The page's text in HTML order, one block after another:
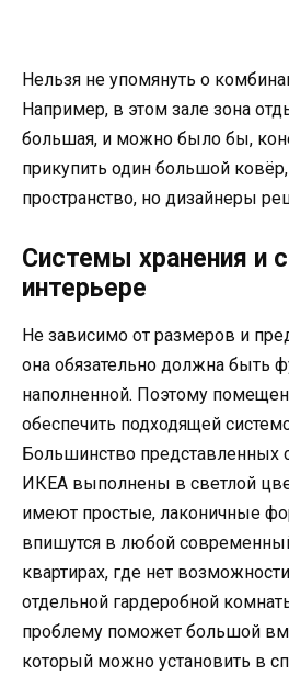
Нельзя не упомянуть о
Например, в этом зале зона
большая, и можно было бы,
прикупить один большой
пространство, но дизайнеры
Системы хранения и
интерьере
Не зависимо от размеров и
она обязательно должна быть
наполненной. Поэтому
обеспечить подходящей
Большинство представленных
ИКЕА выполнены в светлой
имеют простые, лаконичные
впишутся в любой
квартирах, где нет
отдельной гардеробной
проблему поможет большой
который можно установить в